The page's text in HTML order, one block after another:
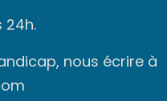
24h.
nous écrire à